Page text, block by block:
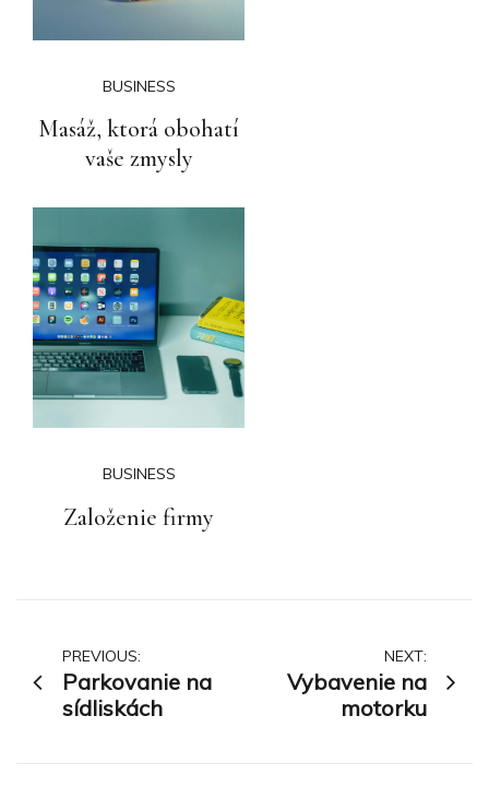
BUSINESS
Masáž, ktorá obohatí
vaše zmysly
BUSINESS
Založenie firmy
Navigace
pro
PREVIOUS:
Parkovanie na
sídliskách
NEXT:
Vybavenie na
motorku